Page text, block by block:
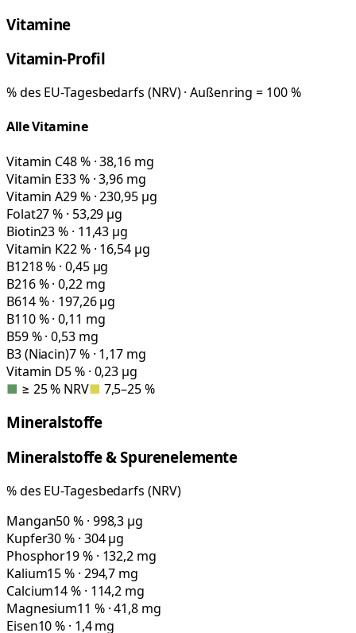
Vitamine
Vitamin-Profil
% des EU-Tagesbedarfs (NRV) · Außenring = 100 %
Alle Vitamine
Vitamin C48 % · 38,16 mg
Vitamin E33 % · 3,96 mg
Vitamin A29 % · 230,95 µg
Folat27 % · 53,29 µg
Biotin23 % · 11,43 µg
Vitamin K22 % · 16,54 µg
B1218 % · 0,45 µg
B216 % · 0,22 mg
B614 % · 197,26 µg
B110 % · 0,11 mg
B59 % · 0,53 mg
B3 (Niacin)7 % · 1,17 mg
Vitamin D5 % · 0,23 µg
■ ≥ 25 % NRV■ 7,5–25 %
Mineralstoffe
Mineralstoffe & Spurenelemente
% des EU-Tagesbedarfs (NRV)
Mangan50 % · 998,3 µg
Kupfer30 % · 304 µg
Phosphor19 % · 132,2 mg
Kalium15 % · 294,7 mg
Calcium14 % · 114,2 mg
Magnesium11 % · 41,8 mg
Eisen10 % · 1,4 mg